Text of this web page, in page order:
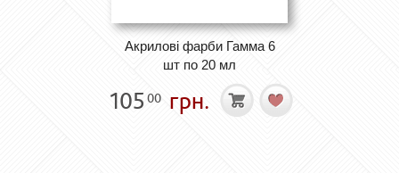
Акрилові фарби Гамма 6
шт по 20 мл
105 00 грн.